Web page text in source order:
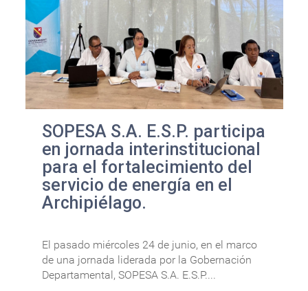
SOPESA S.A. E.S.P. participa
en jornada interinstitucional
para el fortalecimiento del
servicio de energía en el
Archipiélago.
El pasado miércoles 24 de junio, en el marco
de una jornada liderada por la Gobernación
Departamental, SOPESA S.A. E.S.P....